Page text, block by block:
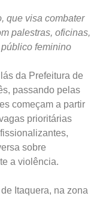
que visa combater
palestras, oficinas,
feminino
da Prefeitura de
passando pelas
começam a partir
prioritárias
sobre
a violência.
Itaquera, na zona